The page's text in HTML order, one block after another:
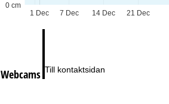
Till kontaktsidan
1 Dec 7 Dec 14 Dec 21 Dec
0 cm
Webcams